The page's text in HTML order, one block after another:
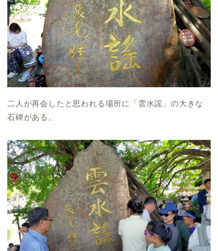
二人が再会したと思われる場所に「雲水謡」の大きな
石碑がある。